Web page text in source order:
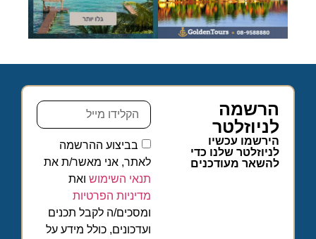
הרשמה
לניוזלטר
הירשמו עכשיו
לניוזלטר שלנו כדי
להשאר מעודכנים
בביצוע ההרשמה
לאתר, אני מאשר/ת את
תנאי השימוש ואת
מדיניות הפרטיות
ומסכים/ה לקבל תכנים
ועדכונים, כולל מידע על